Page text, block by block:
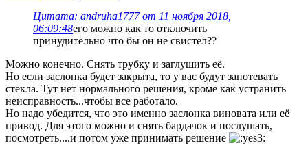
Цитата: andruha1777 от 11 ноября 2018,
06:09:48его можно как то отключить
принудительно что бы он не свистел??
Можно конечно. Снять трубку и заглушить её.
Но если заслонка будет закрыта, то у вас будут запотевать
стекла. Тут нет нормального решения, кроме как устранить
неисправность...чтобы все работало.
Но надо убедится, что это именно заслонка виновата или её
привод. Для этого можно и снять бардачок и послушать,
посмотреть....и потом уже принимать решение